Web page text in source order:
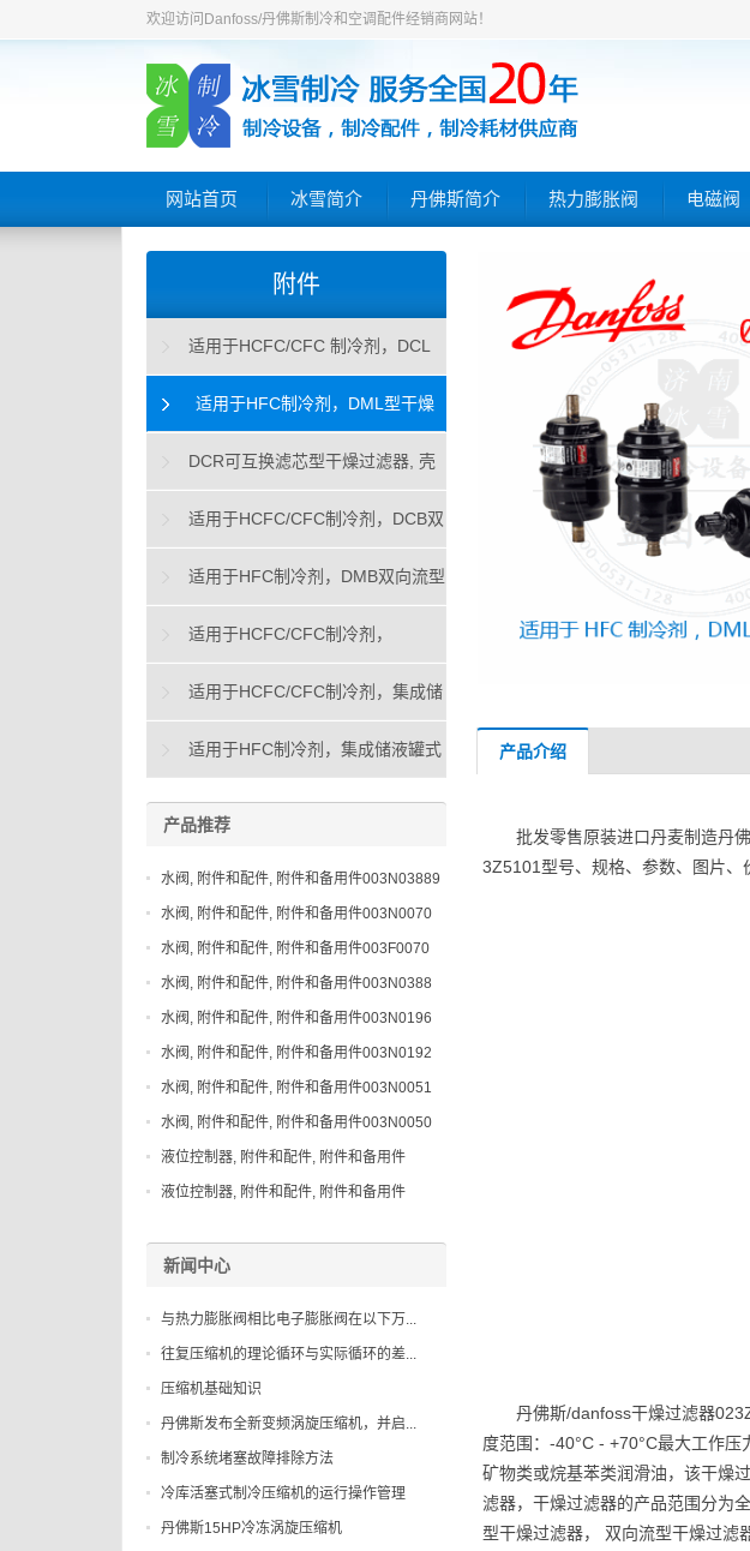
欢迎访问Danfoss/丹佛斯制冷和空调配件经销商网站！
网站首页 冰雪简介 丹佛斯简介 热力膨胀阀 电磁阀
产品介绍
批发零售原装进口丹麦制造丹
3Z5101型号、规格、参数、图片、
丹佛斯/danfoss干燥过滤器
度范围：-40°C - +70°C最大工作
矿物类或烷基苯类润滑油，该干燥
滤器，干燥过滤器的产品范围分为
型干燥过滤器， 双向流型干燥过滤
附件
适用于HCFC/CFC 制冷剂，DCL
型干燥过滤器
适用于HFC制冷剂，DML型干燥
过滤器DCR可互换滤芯型干燥过滤器, 壳
体和滤芯适用于HCFC/CFC制冷剂，DCB双
向流型干燥过滤器
适用于HFC制冷剂，DMB双向流型
干燥过滤器
适用于HCFC/CFC制冷剂，
DAS"烧毁"型干燥过滤器
适用于HCFC/CFC制冷剂，集成储
液罐式DCC干燥过滤器
适用于HFC制冷剂，集成储液罐式
DMC干燥过滤器
产品推荐
水阀, 附件和配件, 附件和备用件003N03889
水阀, 附件和配件, 附件和备用件003N0070
水阀, 附件和配件, 附件和备用件003F0070
水阀, 附件和配件, 附件和备用件003N0388
水阀, 附件和配件, 附件和备用件003N0196
水阀, 附件和配件, 附件和备用件003N0192
水阀, 附件和配件, 附件和备用件003N0051
水阀, 附件和配件, 附件和备用件003N0050
液位控制器, 附件和配件, 附件和备用件
148H3044
液位控制器, 附件和配件, 附件和备用件
新闻中心
与热力膨胀阀相比电子膨胀阀在以下万...
往复压缩机的理论循环与实际循环的差...
压缩机基础知识
丹佛斯发布全新变频涡旋压缩机，并启...
制冷系统堵塞故障排除方法
冷库活塞式制冷压缩机的运行操作管理
丹佛斯15HP冷冻涡旋压缩机